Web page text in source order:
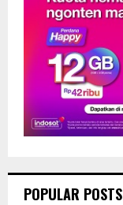
POPULAR POSTS